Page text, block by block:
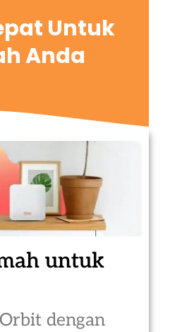
Untuk
Anda
untuk
dengan